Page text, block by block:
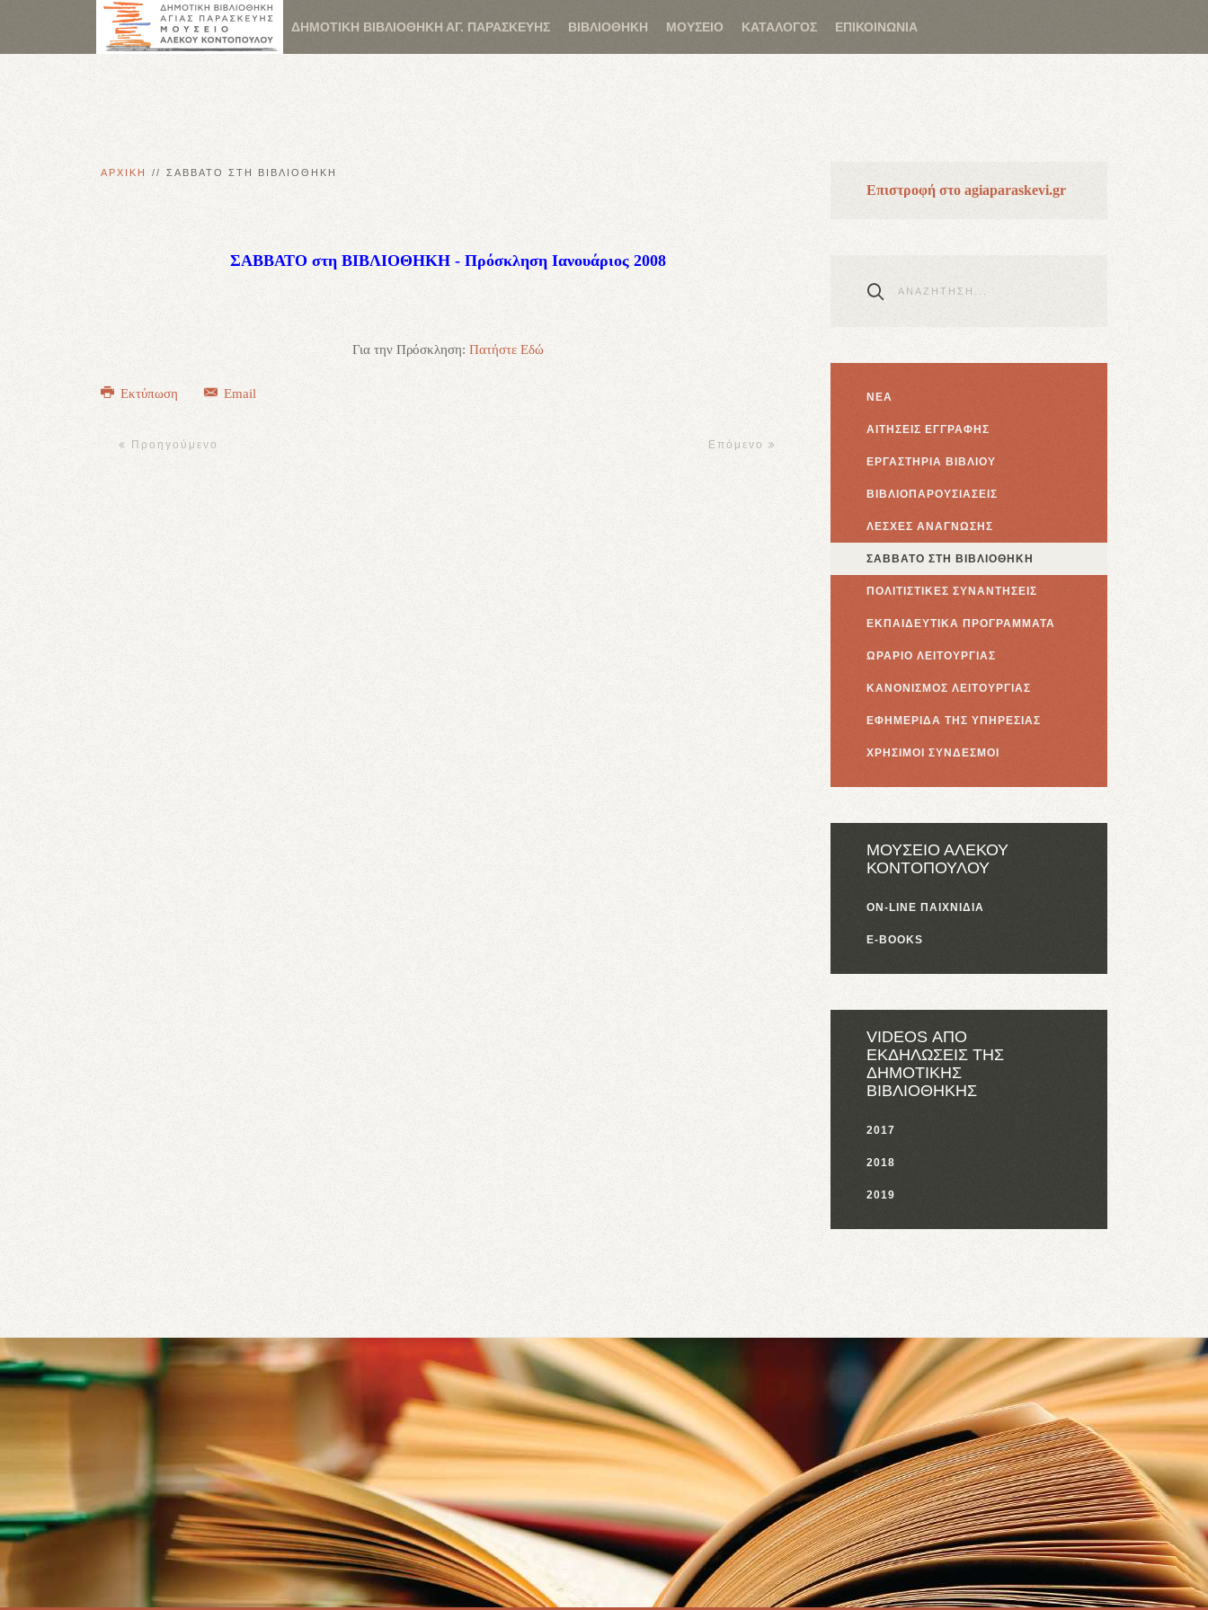
ΔΗΜΟΤΙΚΗ ΒΙΒΛΙΟΘΗΚΗ ΑΓ. ΠΑΡΑΣΚΕΥΗΣ ΒΙΒΛΙΟΘΗΚΗ ΜΟΥΣΕΙΟ ΚΑΤΑΛΟΓΟΣ ΕΠΙΚΟΙΝΩΝΙΑ
ΑΡΧΙΚΗ ΣΑΒΒΑΤΟ ΣΤΗ ΒΙΒΛΙΟΘΗΚΗ
ΣΑΒΒΑΤΟ στη ΒΙΒΛΙΟΘΗΚΗ - Πρόσκληση Ιανουάριος 2008
Για την Πρόσκληση: Πατήστε Εδώ
Εκτύπωση Email
Προηγούμενο Επόμενο
Επιστροφή στο agiaparaskevi.gr
ΝΕΑ
ΑΙΤΗΣΕΙΣ ΕΓΓΡΑΦΗΣ
ΕΡΓΑΣΤΗΡΙΑ ΒΙΒΛΙΟΥ
ΒΙΒΛΙΟΠΑΡΟΥΣΙΑΣΕΙΣ
ΛΕΣΧΕΣ ΑΝΑΓΝΩΣΗΣ
ΣΑΒΒΑΤΟ ΣΤΗ ΒΙΒΛΙΟΘΗΚΗ
ΠΟΛΙΤΙΣΤΙΚΕΣ ΣΥΝΑΝΤΗΣΕΙΣ
ΕΚΠΑΙΔΕΥΤΙΚΑ ΠΡΟΓΡΑΜΜΑΤΑ
ΩΡΑΡΙΟ ΛΕΙΤΟΥΡΓΙΑΣ
ΚΑΝΟΝΙΣΜΟΣ ΛΕΙΤΟΥΡΓΙΑΣ
ΕΦΗΜΕΡΙΔΑ ΤΗΣ ΥΠΗΡΕΣΙΑΣ
ΧΡΗΣΙΜΟΙ ΣΥΝΔΕΣΜΟΙ
ΜΟΥΣΕΙΟ ΑΛΕΚΟΥ
ΚΟΝΤΟΠΟΥΛΟΥ
ON-LINE ΠΑΙΧΝΙΔΙΑ
E-BOOKS
VIDEOS ΑΠΟ
ΕΚΔΗΛΩΣΕΙΣ ΤΗΣ
ΔΗΜΟΤΙΚΗΣ
ΒΙΒΛΙΟΘΗΚΗΣ
2017
2018
2019